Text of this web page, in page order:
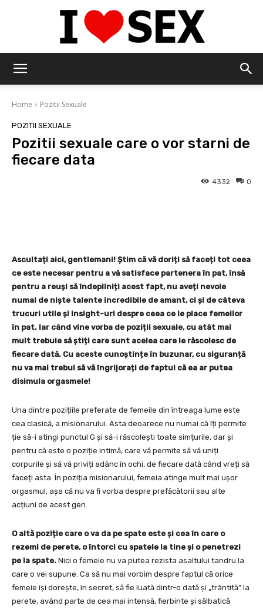
Home Pozitii Sexuale
POZITII SEXUALE
Pozitii sexuale care o vor starni de
fiecare data
0
4332
Ascultați aici, gentlemani! Știm că vă doriți să faceți tot ceea
ce este necesar pentru a vă satisface partenera în pat, însă
pentru a reuși să îndepliniți acest fapt, nu aveți nevoie
numai de niște talente incredibile de amant, ci și de câteva
trucuri utile și insight-uri despre ceea ce le place femeilor
în pat. Iar când vine vorba de poziții sexuale, cu atât mai
mult trebuie să știți care sunt acelea care le răscolesc de
fiecare dată. Cu aceste cunoștințe în buzunar, cu siguranță
nu va mai trebui să vă îngrijorați de faptul că ea ar putea
disimula orgasmele!
Una dintre pozițiile preferate de femeile din întreaga lume este
cea clasică, a misionarului. Asta deoarece nu numai că îți permite
ție să-i atingi punctul G și să-i răscolești toate simțurile, dar și
pentru că este o poziție intimă, care vă permite să vă uniți
corpurile și să vă priviți adânc în ochi, de fiecare dată când vreți să
faceți asta. În poziția misionarului, femeia atinge mult mai ușor
orgasmul, așa că nu va fi vorba despre prefăcătorii sau alte
acțiuni de acest gen.
O altă poziție care o va da pe spate este și cea în care o
rezemi de perete, o întorci cu spatele la tine și o penetrezi
pe la spate. Nici o femeie nu va putea rezista asaltului tandru la
care o vei supune. Ca să nu mai vorbim despre faptul că orice
femeie își dorește, în secret, să fie luată dintr-o dată și „trântită” la
perete, având parte de cea mai intensă, fierbinte și sălbatică